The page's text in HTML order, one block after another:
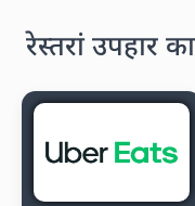
रेस्तरां उपहार